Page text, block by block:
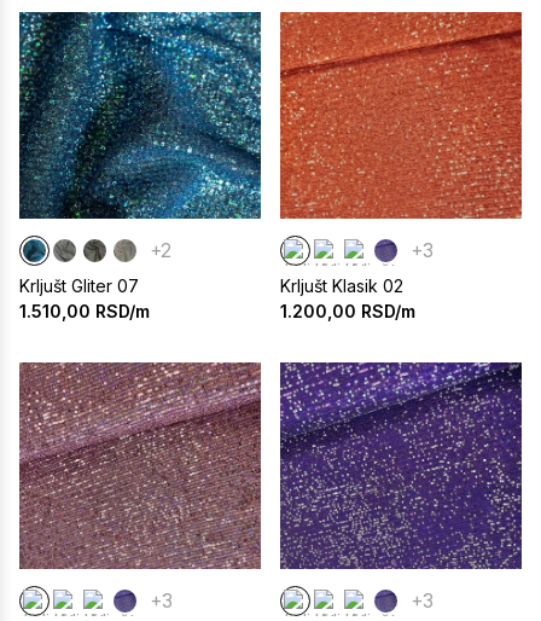
+2
Krljušt Gliter 07
1.510,00 RSD/m
+3
Krljušt Klasik 02
1.200,00 RSD/m
+3 +3